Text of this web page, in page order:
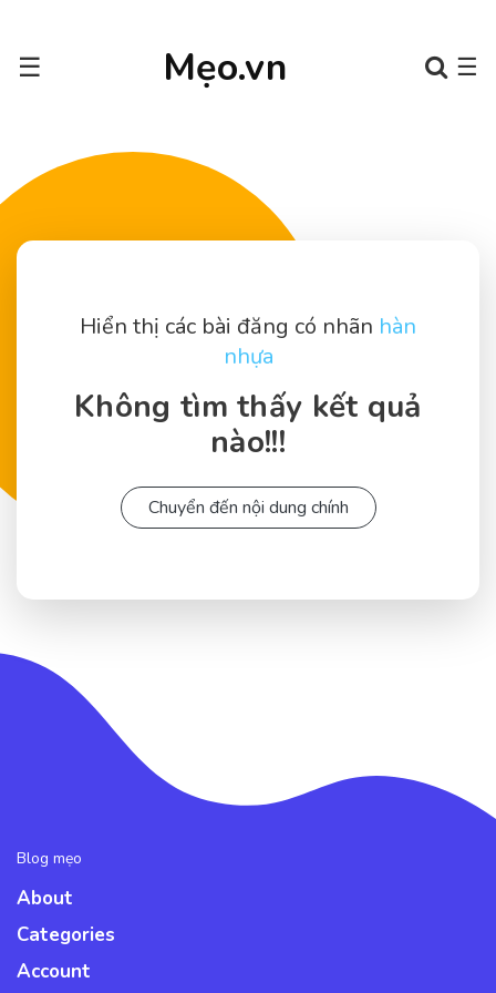
Mẹo.vn
☰ ☰
Hiển thị các bài đăng có nhãn hàn
nhựa
Không tìm thấy kết quả
nào!!!
Chuyển đến nội dung chính
Blog mẹo
About
Categories
Account